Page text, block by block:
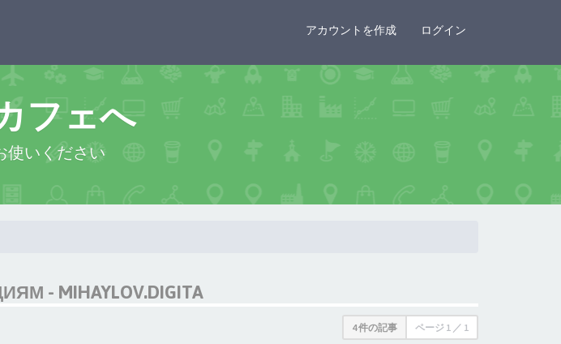
アカウントを作成 ログイン
フェへ
使いください
MIHAYLOV.DIGITA
4 件の記事 ページ 1 ／ 1